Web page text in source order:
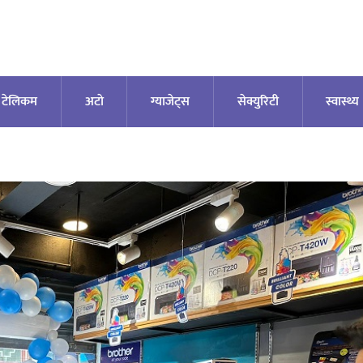
टेलिकम अटाे ग्याजेट्स सेक्युरिटी स्वास्थ्य